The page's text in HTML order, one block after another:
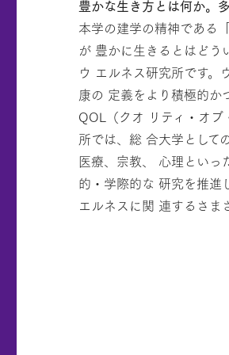
豊かな生き方とは何か。
本学の建学の精神である
が 豊かに生きるとはどう
ウ エルネス研究所です
康の 定義をより積極的か
QOL（クオ リティ・オ
所では、総 合大学として
医療、宗教、 心理といっ
的・学際的な 研究を推進
エルネスに関 連するさま